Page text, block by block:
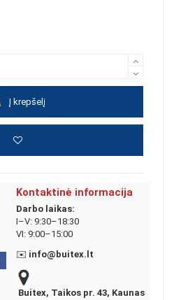
Į krepšelį
Kontaktinė informacija
Darbo laikas:
I–V: 9:30–18:30
VI: 9:00–15:00
✉️ info@buitex.lt
Buitex, Taikos pr. 43, Kaunas